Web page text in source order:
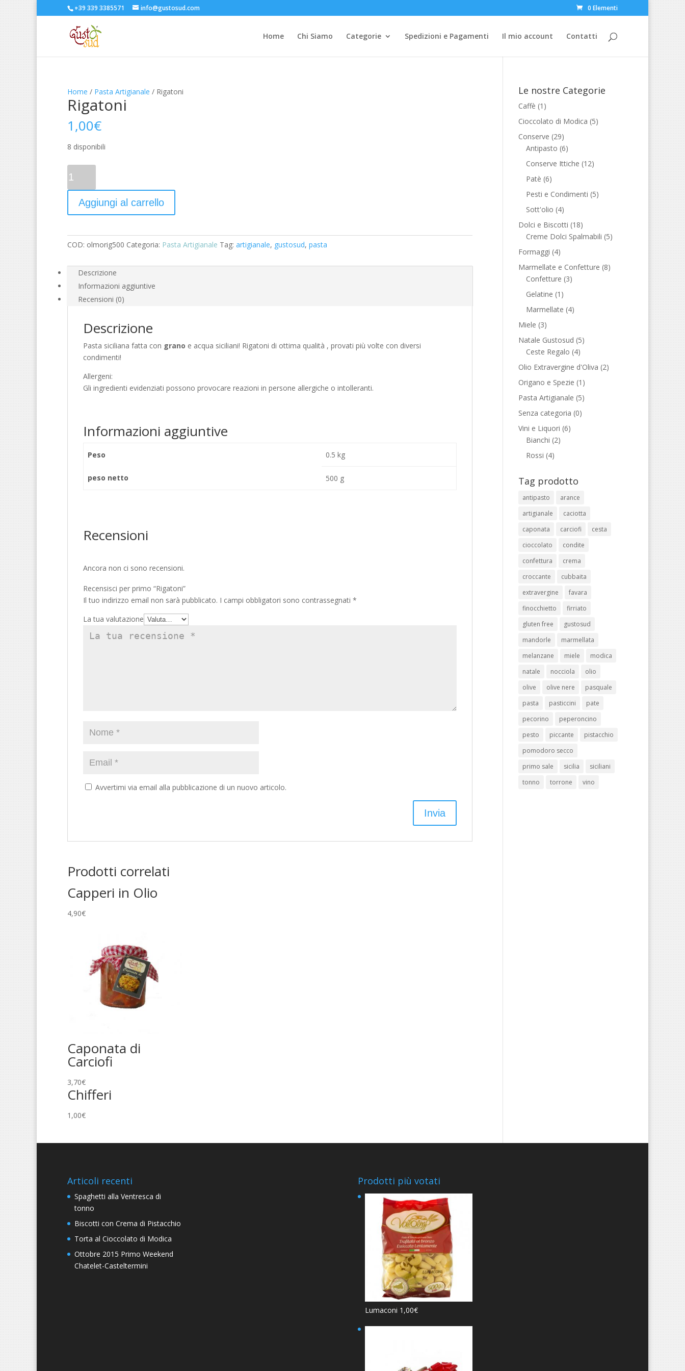
+39 339 3385571 info@gustosud.com 0 Elementi
Home Chi Siamo Categorie Spedizioni e Pagamenti Il mio account Contatti
Home / Pasta Artigianale / Rigatoni
Rigatoni
1,00€
8 disponibili
Aggiungi al carrello
COD: olmorig500 Categoria: Pasta Artigianale Tag: artigianale, gustosud, pasta
Descrizione
Informazioni aggiuntive
Recensioni (0)
Descrizione
Pasta siciliana fatta con grano e acqua siciliani! Rigatoni di ottima qualità , provati più volte con diversi
condimenti!
Allergeni:
Gli ingredienti evidenziati possono provocare reazioni in persone allergiche o intolleranti.
Informazioni aggiuntive
Peso 0.5 kg
peso netto 500 g
Recensioni
Ancora non ci sono recensioni.
Recensisci per primo “Rigatoni”
Il tuo indirizzo email non sarà pubblicato. I campi obbligatori sono contrassegnati *
La tua valutazione
Avvertimi via email alla pubblicazione di un nuovo articolo.
Prodotti correlati
Capperi in Olio
4,90€
Caponata di
Carciofi
3,70€
Chifferi
1,00€
Le nostre Categorie
Caffè (1)
Cioccolato di Modica (5)
Conserve (29)
Antipasto (6)
Conserve Ittiche (12)
Patè (6)
Pesti e Condimenti (5)
Sott'olio (4)
Dolci e Biscotti (18)
Creme Dolci Spalmabili (5)
Formaggi (4)
Marmellate e Confetture (8)
Confetture (3)
Gelatine (1)
Marmellate (4)
Miele (3)
Natale Gustosud (5)
Ceste Regalo (4)
Olio Extravergine d'Oliva (2)
Origano e Spezie (1)
Pasta Artigianale (5)
Senza categoria (0)
Vini e Liquori (6)
Bianchi (2)
Rossi (4)
Tag prodotto
antipasto
arance
artigianale
caciotta
caponata
carciofi
cesta
cioccolato
condite
confettura
crema
croccante
cubbaita
extravergine
favara
finocchietto
firriato
gluten free
gustosud
mandorle
marmellata
melanzane
miele
modica
natale
nocciola
olio
olive
olive nere
pasquale
pasta
pasticcini
pate
pecorino
peperoncino
pesto
piccante
pistacchio
pomodoro secco
primo sale
sicilia
siciliani
tonno
torrone vino
Articoli recenti
Spaghetti alla Ventresca di
tonno
Biscotti con Crema di Pistacchio
Torta al Cioccolato di Modica
Ottobre 2015 Primo Weekend
Chatelet-Casteltermini
Prodotti più votati
Lumaconi 1,00€